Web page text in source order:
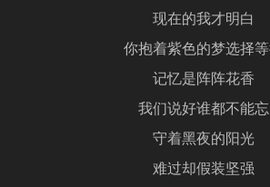
现在的我才明白
你抱着紫色的梦选择
记忆是阵阵花香
我们说好谁都不能忘
守着黑夜的阳光
难过却假装坚强